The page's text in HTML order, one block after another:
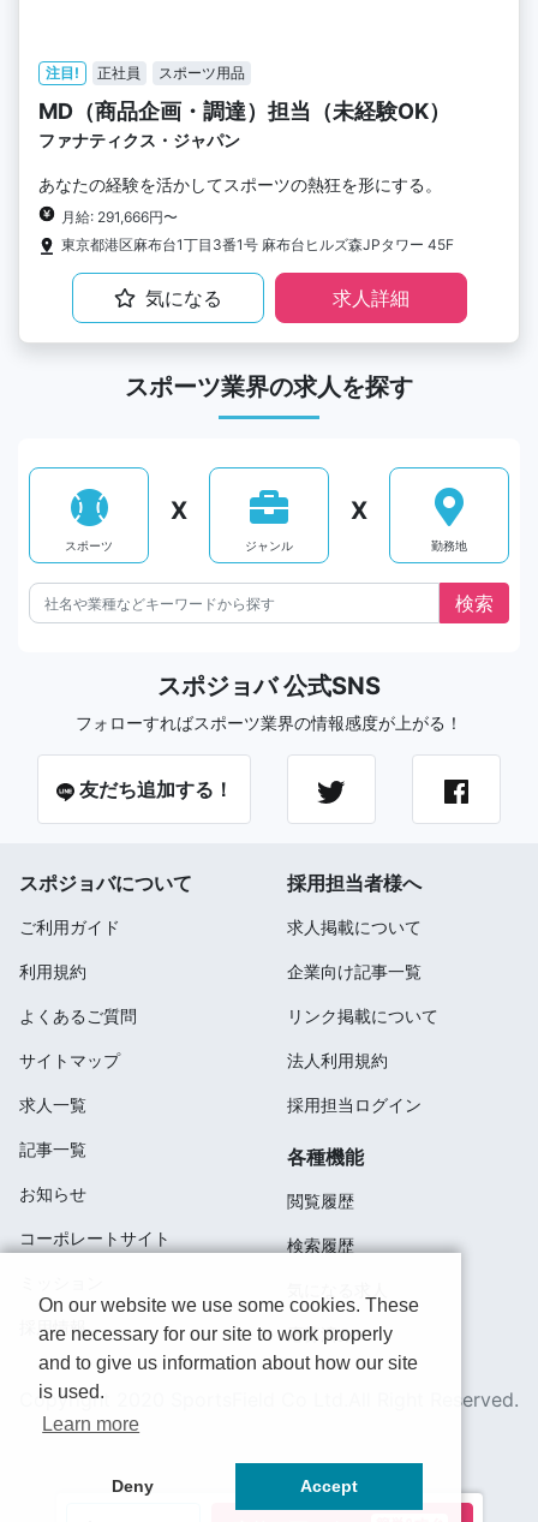
注目! 正社員 スポーツ用品
MD（商品企画・調達）担当（未経験OK）
ファナティクス・ジャパン
あなたの経験を活かしてスポーツの熱狂を形にする。
月給: 291,666円〜
東京都港区麻布台1丁目3番1号 麻布台ヒルズ森JPタワー 45F
気になる 求人詳細
スポーツ業界の求人を探す
スポーツ
X
ジャンル
X
勤務地
スポジョバ 公式SNS
フォローすればスポーツ業界の情報感度が上がる！
友だち追加する！
スポジョバについて
ご利用ガイド
利用規約
よくあるご質問
サイトマップ
求人一覧
記事一覧
お知らせ
コーポレートサイト
採用情報
採用担当者様へ
求人掲載について
企業向け記事一覧
リンク掲載について
法人利用規約
採用担当ログイン
各種機能
閲覧履歴
検索履歴
応募済み
Copyright 2020 SportsField Co Ltd.All Right Reserved.
On our website we use some cookies. These
are necessary for our site to work properly
and to give us information about how our site
is used.
Learn more
Deny Accept